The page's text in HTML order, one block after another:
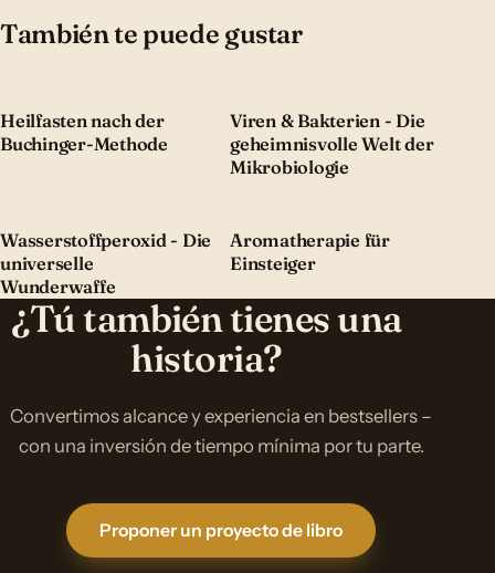
También te puede gustar
Heilfasten nach der
Buchinger-Methode
Viren & Bakterien - Die
geheimnisvolle Welt der
Mikrobiologie
Wasserstoffperoxid - Die
universelle
Wunderwaffe
Aromatherapie für
Einsteiger
¿Tú también tienes una
historia?
Convertimos alcance y experiencia en bestsellers –
con una inversión de tiempo mínima por tu parte.
Proponer un proyecto de libro